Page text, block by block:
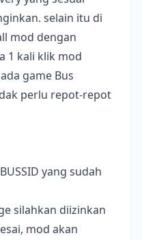
selain itu di
mod dengan
1 kali klik mod
game Bus
perlu repot-repot
yang sudah
silahkan diizinkan
mod akan